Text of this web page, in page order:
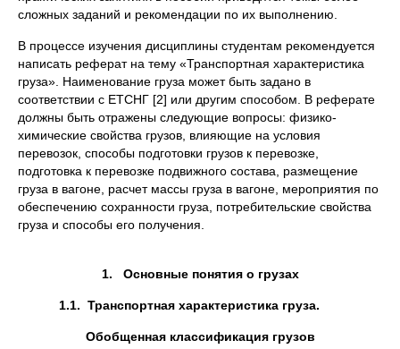
сложных заданий и рекомендации по их выполнению.
В процессе изучения дисциплины студентам рекомендуется
написать реферат на тему «Транспортная характеристика
груза». Наименование груза может быть задано в
соответствии с ЕТСНГ [2] или другим способом. В реферате
должны быть отражены следующие вопросы: физико-
химические свойства грузов, влияющие на условия
перевозок, способы подготовки грузов к перевозке,
подготовка к перевозке подвижного состава, размещение
груза в вагоне, расчет массы груза в вагоне, мероприятия по
обеспечению сохранности груза, потребительские свойства
груза и способы его получения.
1. Основные понятия о грузах
1.1. Транспортная характеристика груза.
Обобщенная классификация грузов